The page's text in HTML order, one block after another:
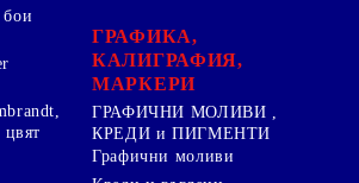
бои
ГРАФИКА,
КАЛИГРАФИЯ,
МАРКЕРИ
ГРАФИЧНИ МОЛИВИ ,
КРЕДИ и ПИГМЕНТИ
Графични моливи